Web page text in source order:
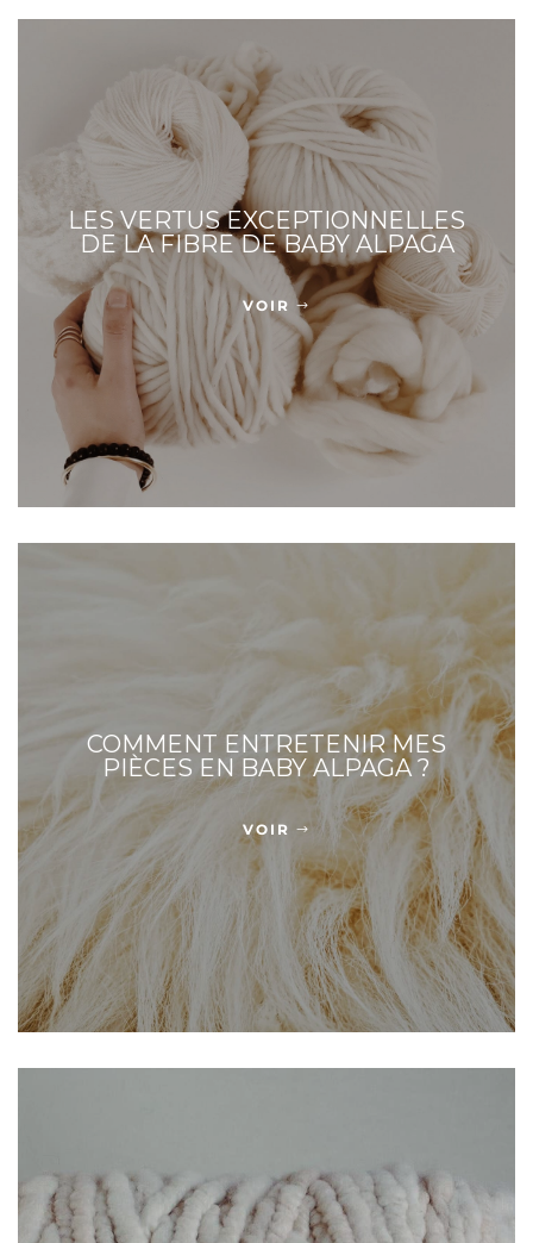
LES VERTUS EXCEPTIONNELLES
DE LA FIBRE DE BABY ALPAGA
VOIR
COMMENT ENTRETENIR MES
PIÈCES EN BABY ALPAGA ?
VOIR